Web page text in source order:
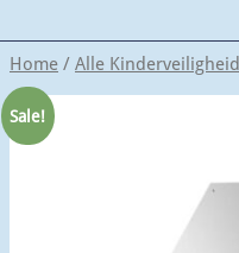
Home / Alle Kinderveiligheid
Sale!